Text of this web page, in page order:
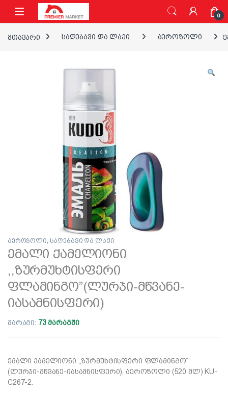
ნავიგაციაზე გადასვლა
შინაარსზე გადასვლა
0
მთავარი საღებავი და ლაქი აეროზოლი
აეროზოლი, საღებავი და ლაქი
ემალი ქამელიონი
,,ზურმუხტისფერი
ფლამინგო”(ლურჯი-მწვანე-
იასამნისფერი)
მარაგი: 73 მარაგში
ემალი ქამელიონი ,,ზურმუხტისფერი ფლამინგო”
(ლურჯი-მწვანე-იასამნისფერი), აეროზოლი (520 მლ) KU-
C267-2.